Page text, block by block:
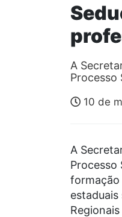
A
Processo
10 de
A
Processo
formação
Regionais